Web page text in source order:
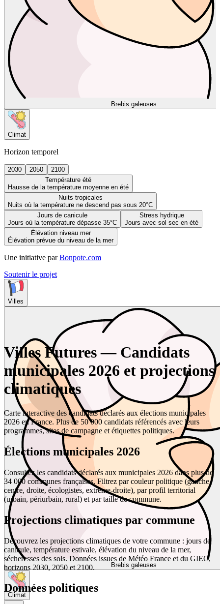
Brebis galeuses
Climat
Horizon temporel
2030 2050
2100
Température été
Hausse de la température moyenne en été
Nuits tropicales
Nuits où la température ne descend pas sous 20°C
Jours de canicule
Jours où la température dépasse 35°C
Stress hydrique
Jours avec sol sec en été
Élévation niveau mer
Élévation prévue du niveau de la mer
Une initiative par Bonpote.com
Soutenir le projet
Villes
Brebis galeuses
Climat
Villes Futures — Candidats
municipales 2026 et projections
climatiques
Carte interactive des candidats déclarés aux élections municipales
2026 en France. Plus de 50 000 candidats référencés avec leurs
programmes, sites de campagne et étiquettes politiques.
Élections municipales 2026
Consultez les candidats déclarés aux municipales 2026 dans plus de
34 000 communes françaises. Filtrez par couleur politique (gauche,
centre, droite, écologistes, extrême-droite), par profil territorial
(urbain, périurbain, rural) et par taille de commune.
Projections climatiques par commune
Découvrez les projections climatiques de votre commune : jours de
canicule, température estivale, élévation du niveau de la mer,
sécheresses des sols. Données issues de Météo France et du GIEC,
horizons 2030, 2050 et 2100.
Données politiques